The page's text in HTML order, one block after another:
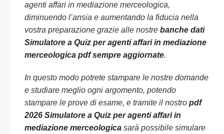
agenti affari in mediazione merceologica,
diminuendo l’ansia e aumentando la fiducia nella
vostra preparazione grazie alle nostre banche dati
Simulatore a Quiz per agenti affari in mediazione
merceologica pdf sempre aggiornate.
In questo modo potrete stampare le nostre domande
e studiare meglio ogni argomento, potendo
stampare le prove di esame, e tramite il nostro pdf
2026 Simulatore a Quiz per agenti affari in
mediazione merceologica sarà possibile simulare